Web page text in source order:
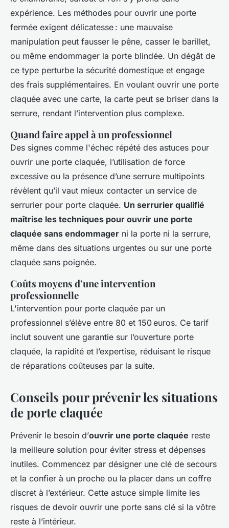
expérience. Les méthodes pour ouvrir une porte
fermée exigent délicatesse : une mauvaise
manipulation peut fausser le pêne, casser le barillet,
ou même endommager la porte blindée. Un dégât de
ce type perturbe la sécurité domestique et engage
des frais supplémentaires. En voulant ouvrir une porte
claquée avec une carte, la carte peut se briser dans la
serrure, rendant l’intervention plus complexe.
Quand faire appel à un professionnel
Des signes comme l'échec répété des astuces pour
ouvrir une porte claquée, l’utilisation de force
excessive ou la présence d’une serrure multipoints
révèlent qu’il vaut mieux contacter un service de
serrurier pour porte claquée. Un serrurier qualifié
maîtrise les techniques pour ouvrir une porte
claquée sans endommager ni la porte ni la serrure,
même dans des situations urgentes ou sur une porte
claquée sans poignée.
Coûts moyens d’une intervention
professionnelle
L'intervention pour porte claquée par un
professionnel s’élève entre 80 et 150 euros. Ce tarif
inclut souvent une garantie sur l’ouverture porte
claquée, la rapidité et l’expertise, réduisant le risque
de réparations coûteuses par la suite.
Conseils pour prévenir les situations
de porte claquée
Prévenir le besoin d’ouvrir une porte claquée reste
la meilleure solution pour éviter stress et dépenses
inutiles. Commencez par désigner une clé de secours
et la confier à un proche ou la placer dans un coffre
discret à l’extérieur. Cette astuce simple limite les
risques de devoir ouvrir une porte sans clé si la vôtre
reste à l’intérieur.